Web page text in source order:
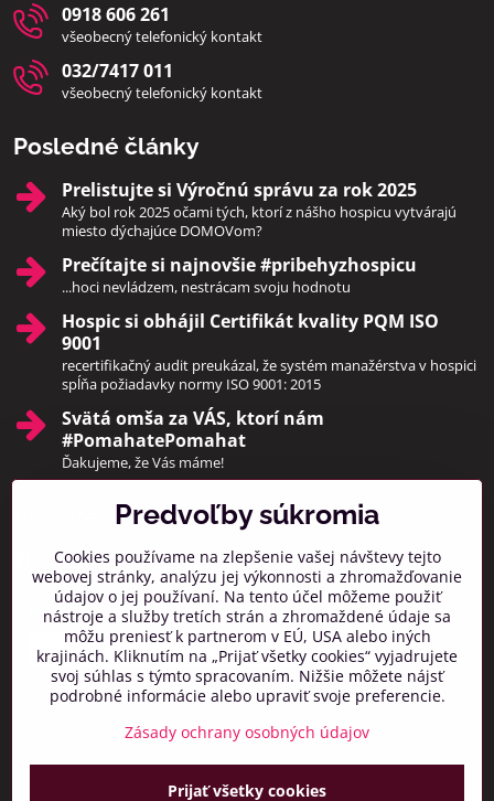
0918 606 261
všeobecný telefonický kontakt
032/7417 011
všeobecný telefonický kontakt
Posledné články
Prelistujte si Výročnú správu za rok 2025
Aký bol rok 2025 očami tých, ktorí z nášho hospicu vytvárajú
miesto dýchajúce DOMOVom?
Prečítajte si najnovšie #pribehyzhospicu
...hoci nevládzem, nestrácam svoju hodnotu
Hospic si obhájil Certifikát kvality PQM ISO
9001
recertifikačný audit preukázal, že systém manažérstva v hospici
spĺňa požiadavky normy ISO 9001: 2015
Svätá omša za VÁS, ktorí nám
#PomahatePomahat
Ďakujeme, že Vás máme!
Pridajte sa k nám
Facebook Instagram
Prihlásiť na odber noviniek
©2026Copyright
Predvoľby súkromia
Cookies používame na zlepšenie vašej návštevy tejto
webovej stránky, analýzu jej výkonnosti a zhromažďovanie
údajov o jej používaní. Na tento účel môžeme použiť
nástroje a služby tretích strán a zhromaždené údaje sa
môžu preniesť k partnerom v EÚ, USA alebo iných
krajinách. Kliknutím na „Prijať všetky cookies“ vyjadrujete
svoj súhlas s týmto spracovaním. Nižšie môžete nájsť
podrobné informácie alebo upraviť svoje preferencie.
Zásady ochrany osobných údajov
Prijať všetky cookies